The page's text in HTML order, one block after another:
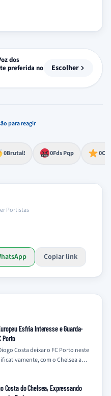
dos
preferida no
Escolher
para reagir
forteprofundo
0Brutal!impacto 0Fds Pqp
ou espanto extremo 0
Portistas
Copiar link
Esfria Interesse e Guarda-
Porto
Costa deixar o FC Porto neste
com o Chelsea a
Costa do Chelsea, Expressando